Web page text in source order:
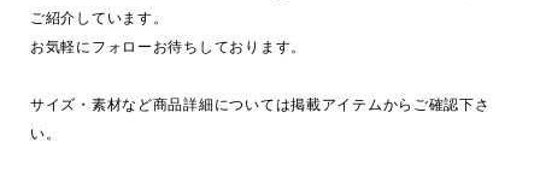
ご紹介しています。
お気軽にフォローお待ちしております。
サイズ・素材など商品詳細については掲載アイテムからご確認下さ
い。